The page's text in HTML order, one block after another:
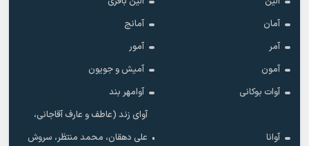
آمان
آمانج
آمر
آمور
آمون
آمیش و جویون
آوات بوکانی
آوامهر بند
آوانا
آوای زند (عاطف و عارف آقاجانی،
علی دهقان، محمد منتظر، سروش